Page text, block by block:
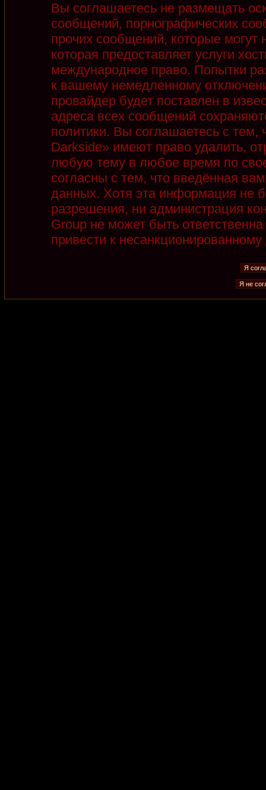
Вы соглашаетесь не размещать
сообщений, порнографических
прочих сообщений, которые
которая предоставляет услуги
международное право. Попытки
к вашему немедленному
провайдер будет поставлен в
адреса всех сообщений
политики. Вы соглашаетесь с
Darkside» имеют право удалить,
любую тему в любое время по
согласны с тем, что введённая
данных. Хотя эта информация не
разрешения, ни администрация
Group не может быть
привести к несанкционированному